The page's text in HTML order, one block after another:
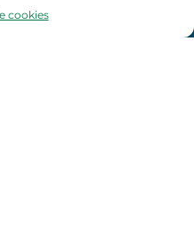
cookies